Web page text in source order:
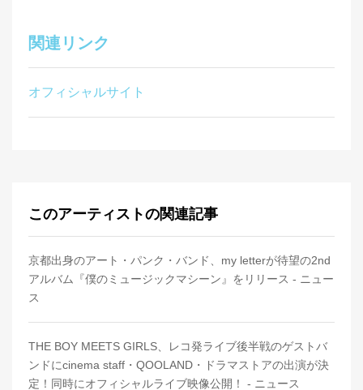
関連リンク
オフィシャルサイト
このアーティストの関連記事
京都出身のアート・パンク・バンド、my letterが待望の2nd
アルバム『僕のミュージックマシーン』をリリース - ニュー
ス
THE BOY MEETS GIRLS、レコ発ライブ後半戦のゲストバ
ンドにcinema staff・QOOLAND・ドラマストアの出演が決
定！同時にオフィシャルライブ映像公開！ - ニュース